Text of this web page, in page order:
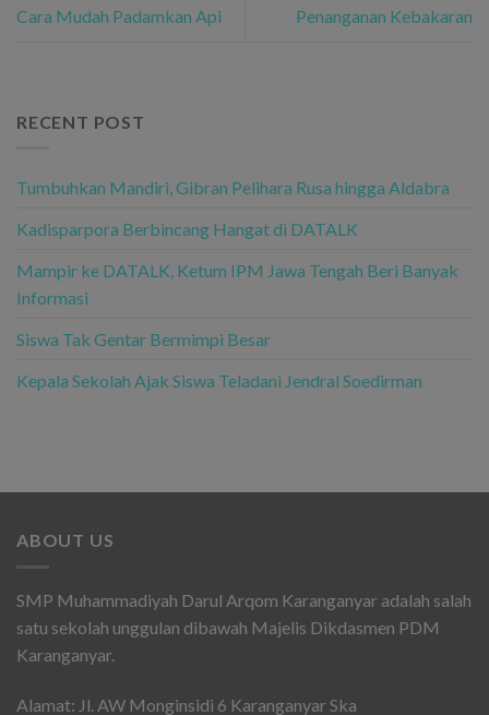
Cara Mudah Padamkan Api
Penanganan Kebakaran
RECENT POST
Tumbuhkan Mandiri, Gibran Pelihara Rusa hingga Aldabra
Kadisparpora Berbincang Hangat di DATALK
Mampir ke DATALK, Ketum IPM Jawa Tengah Beri Banyak
Informasi
Siswa Tak Gentar Bermimpi Besar
Kepala Sekolah Ajak Siswa Teladani Jendral Soedirman
ABOUT US
SMP Muhammadiyah Darul Arqom Karanganyar adalah salah
satu sekolah unggulan dibawah Majelis Dikdasmen PDM
Karanganyar.
Alamat: Jl. AW Monginsidi 6 Karanganyar Ska